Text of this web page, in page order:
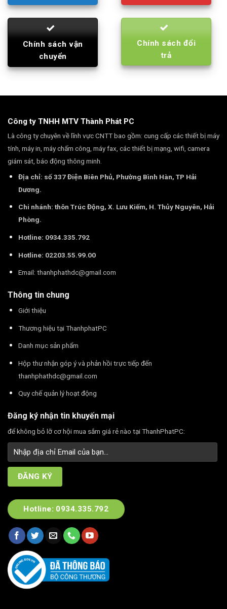
Chính sách vận
chuyển
Chính sách đổi
trả
Công ty TNHH MTV Thành Phát PC
Là công ty chuyên về lĩnh vực CNTT bao gồm: cung cấp các thiết bị máy
tính, máy in, máy chấm công, máy fax, các thiết bị mạng, wifi, camera
giám sát, báo động thông minh.
Địa chỉ: số 337 Điện Biên Phủ, Phường Bình Hàn, TP Hải
Dương.
Chi nhánh: thôn Trúc Động, X. Lưu Kiếm, H. Thủy Nguyên, Hải
Phòng.
Hotline: 0934.335.792
Hotline: 02203.55.99.00
Email: thanhphathdc@gmail.com
Thông tin chung
Giới thiệu
Thương hiệu tại ThanhphatPC
Danh mục sản phẩm
Hộp thư nhận góp ý và phản hồi trực tiếp đến
thanhphathdc@gmail.com
Quy chế quản lý hoạt động
Đăng ký nhận tin khuyến mại
để không bỏ lỡ cơ hội mua sắm giá rẻ nào tại ThanhPhatPC:
Hotline: 0934.335.792